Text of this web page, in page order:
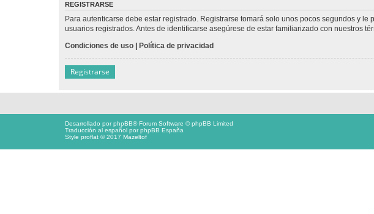
REGISTRARSE
Para autenticarse debe estar registrado. Registrarse tomará solo unos pocos segundos y
usuarios registrados. Antes de identificarse asegúrese de estar familiarizado con nuestros
Condiciones de uso | Política de privacidad
Registrarse
Desarrollado porphpBB® Forum Software © phpBB Limited
Traducción al español porphpBB España
Style proflat © 2017 Mazeltof